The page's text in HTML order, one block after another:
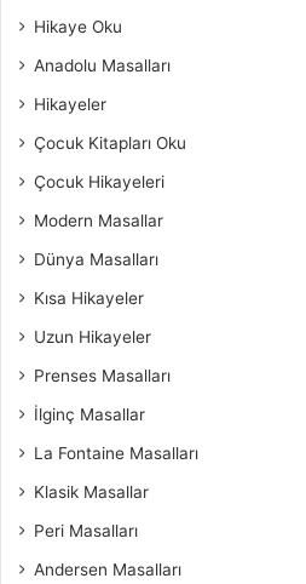
Hikaye Oku
Anadolu Masalları
Hikayeler
Çocuk Kitapları Oku
Çocuk Hikayeleri
Modern Masallar
Dünya Masalları
Kısa Hikayeler
Uzun Hikayeler
Prenses Masalları
İlginç Masallar
La Fontaine Masalları
Klasik Masallar
Peri Masalları
Andersen Masalları